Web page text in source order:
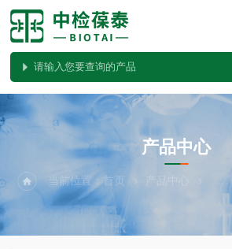
PRODUCTS
产品中心
当前位置：首页 产品中心 植